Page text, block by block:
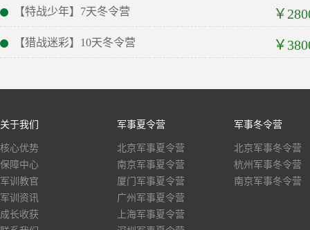
【特战少年】7天冬令营 ￥
【猎战迷彩】10天冬令营 ￥
关于我们
核心优势
保障中心
军训教官
军训资讯
成长收获
军事夏令营
北京军事夏令营
南京军事夏令营
厦门军事夏令营
广州军事夏令营
上海军事夏令营
军事冬令营
北京军事冬令营
杭州军事冬令营
南京军事冬令营